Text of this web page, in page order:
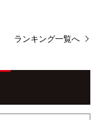
ランキング一覧へ